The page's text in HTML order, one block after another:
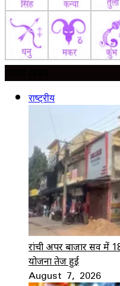
राष्ट्रीय
रांची अपर बाजार सर्वे में
योजना तेज हुई
August 7, 2026